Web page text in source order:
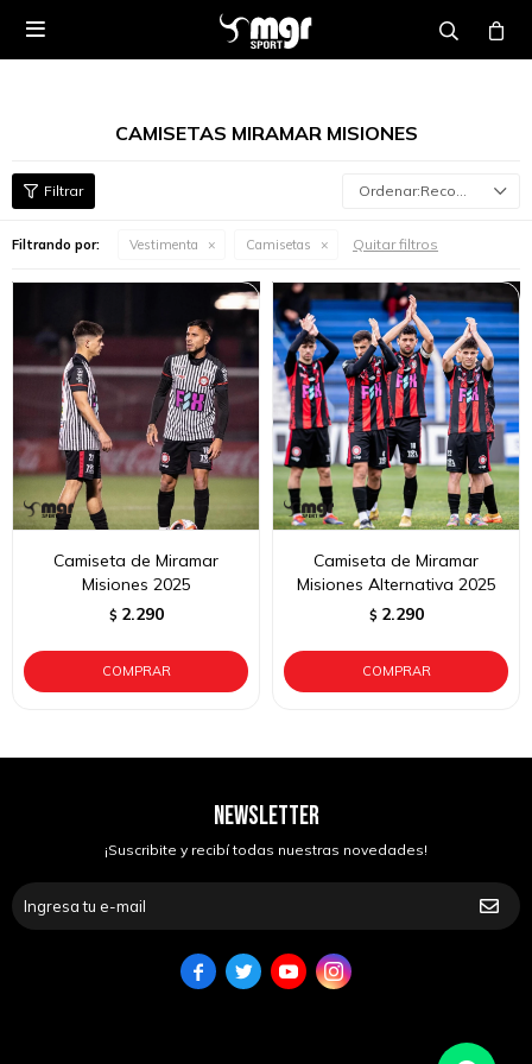

CAMISETAS MIRAMAR MISIONES
Recomendados
Filtrando por: Vestimenta Camisetas Quitar filtros
Camiseta de Miramar
Misiones 2025
$ 2.290
Camiseta de Miramar
Misiones Alternativa 2025
$ 2.290
NEWSLETTER
¡Suscribite y recibí todas nuestras novedades!
   